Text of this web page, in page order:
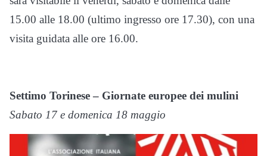
15.00 alle 18.00 (ultimo ingresso ore 17.30), con una
visita guidata alle ore 16.00.
Settimo Torinese – Giornate europee dei mulini
Sabato 17 e domenica 18 maggio